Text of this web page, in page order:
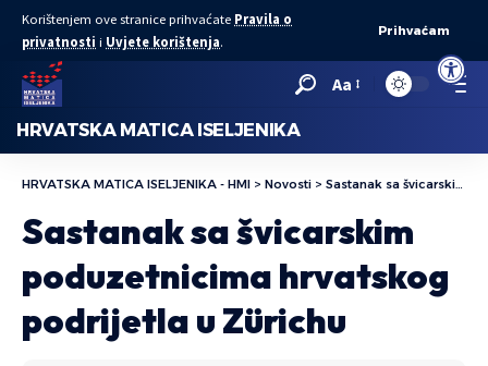
Korištenjem ove stranice prihvaćate Pravila o
privatnosti i Uvjete korištenja.
Prihvaćam
Aa
HRVATSKA MATICA ISELJENIKA
HRVATSKA MATICA ISELJENIKA - HMI > Novosti > Sastanak sa švicarskim poduzetnicima hrvatskog podrijetla u Zürichu
Sastanak sa švicarskim
poduzetnicima hrvatskog
podrijetla u Zürichu
Open